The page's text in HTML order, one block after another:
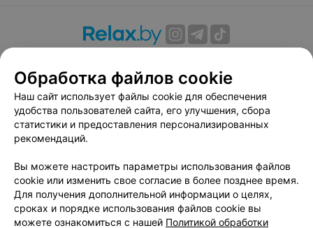
Вакансии
Публичный договор
Способы оплаты
Публичный договор по использованию сервиса
«Афиша»
Пользовательское соглашение
Связаться по вопросам сотрудничества
Написать руководителю relax.by
Персональные настройки cookie
Обработка файлов cookie
Наш сайт использует файлы cookie для обеспечения
удобства пользователей сайта, его улучшения, сбора
статистики и предоставления персонализированных
рекомендаций.
Вы можете настроить параметры использования файлов
cookie или изменить свое согласие в более позднее время.
Для получения дополнительной информации о целях,
сроках и порядке использования файлов cookie вы
можете ознакомиться с нашей Политикой обработки